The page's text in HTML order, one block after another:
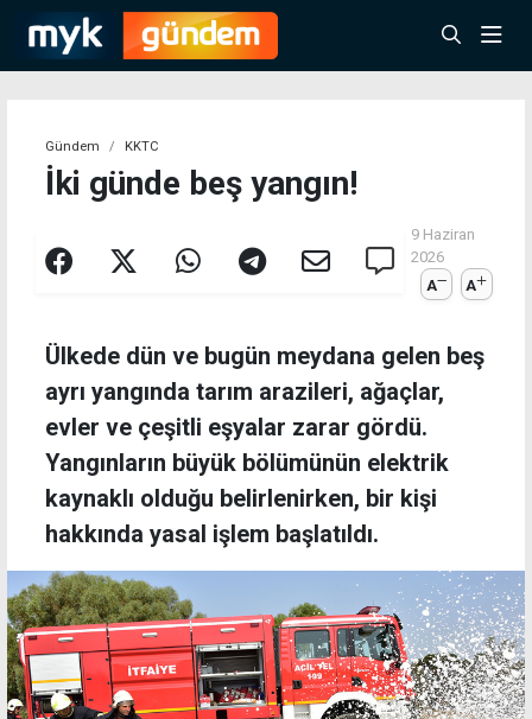
Gündem KKTC
İki günde beş yangın!
9 Haziran
2026
A
A
Ülkede dün ve bugün meydana gelen beş
ayrı yangında tarım arazileri, ağaçlar,
evler ve çeşitli eşyalar zarar gördü.
Yangınların büyük bölümünün elektrik
kaynaklı olduğu belirlenirken, bir kişi
hakkında yasal işlem başlatıldı.